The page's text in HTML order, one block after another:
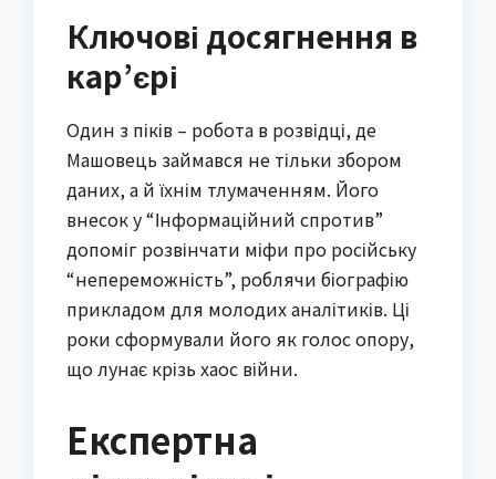
Ключові досягнення в
кар’єрі
Один з піків – робота в розвідці, де
Машовець займався не тільки збором
даних, а й їхнім тлумаченням. Його
внесок у “Інформаційний спротив”
допоміг розвінчати міфи про російську
“непереможність”, роблячи біографію
прикладом для молодих аналітиків. Ці
роки сформували його як голос опору,
що лунає крізь хаос війни.
Експертна